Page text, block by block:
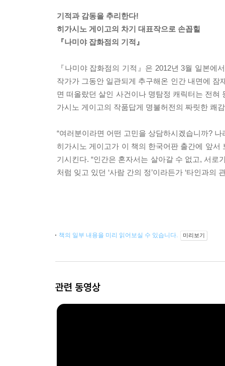
기적과 감동을 추리한다!
히가시노 게이고의 차기 대표작으로 손꼽힐
『나미야 잡화점의 기적』
『나미야 잡화점의 기적』은 2012년 3월 일본
작가가 그동안 일관되게 추구해온 인간 내면에
면 떠올랐던 살인 사건이나 명탐정 캐릭터는 전
가시노 게이고의 작품답게 명불허전의 짜릿한 쾌
“여러분이라면 어떤 고민을 상담하시겠습니까?
히가시노 게이고가 이 책의 한국어판 출간에 앞
기시킨다. “인간은 혼자서는 살아갈 수 없고, 서
처럼 잊고 있던 ‘사람 간의 정’이라든가 ‘타인과
책의 일부 내용을 미리 읽어보실 수 있습니다. 미리보기
관련 동영상